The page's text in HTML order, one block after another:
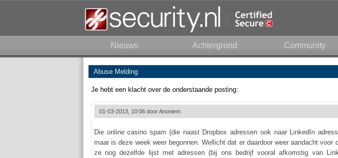
Nieuws Achtergrond Community
Abuse Melding
Je hebt een klacht over de onderstaande posting:
01-03-2013, 10:06 doorAnoniem
Die online casino spam (die naast Dropbox adressen ook naar LinkedIn
maar is deze week weer begonnen. Wellicht dat er daardoor weer aandacht
ze nog dezelfde lijst met adressen (bij ons bedrijf vooral afkomstig van